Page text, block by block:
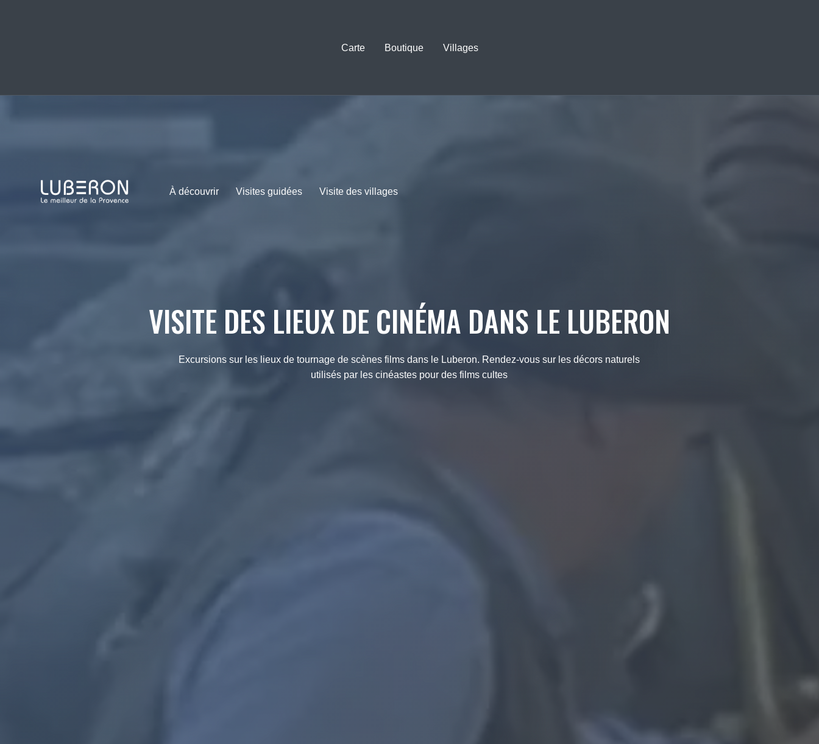
Carte Boutique Villages
À découvrir Visites guidées Visite des villages
VISITE DES LIEUX DE CINÉMA DANS LE LUBERON
Excursions sur les lieux de tournage de scènes films dans le Luberon. Rendez-vous sur les décors naturels
utilisés par les cinéastes pour des films cultes